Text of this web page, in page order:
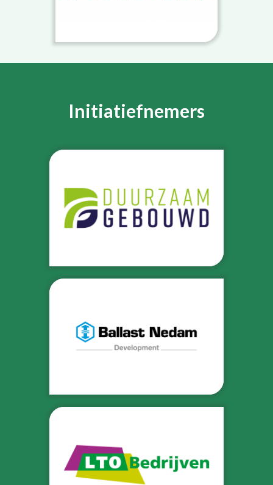
Initiatiefnemers